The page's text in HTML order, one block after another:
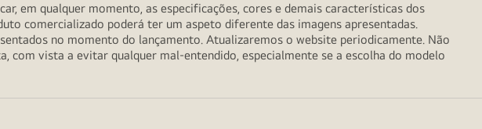
em qualquer momento, as especificações, cores e demais características dos
comercializado poderá ter um aspeto diferente das imagens apresentadas.
no momento do lançamento. Atualizaremos o website periodicamente. Não
vista a evitar qualquer mal-entendido, especialmente se a escolha do modelo